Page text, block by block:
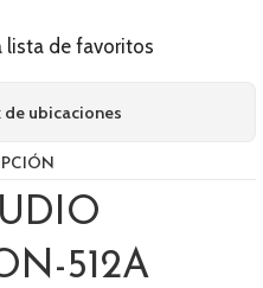
lista de favoritos
ubicaciones
512A